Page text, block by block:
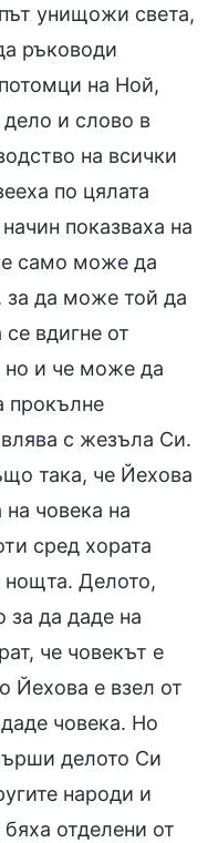
унищожи света,
ръководи
на Ной,
и слово в
на всички
по цялата
показваха на
само може да
за да може той да
вдигне от
но и че може да
прокълне
с жезъла Си.
така, че Йехова
човека на
сред хората
нощта. Делото,
да даде на
че човекът е
Йехова е взел от
човека. Но
делото Си
народи и
отделени от